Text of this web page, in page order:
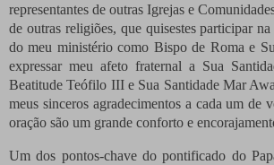
representantes de outras Igrejas e
de outras religiões, que quisestes participar
do meu ministério como Bispo de Roma e
expressar meu afeto fraternal a Sua
Beatitude Teófilo III e Sua Santidade Mar
meus sinceros agradecimentos a cada um de
oração são um grande conforto e
Um dos pontos-chave do pontificado do